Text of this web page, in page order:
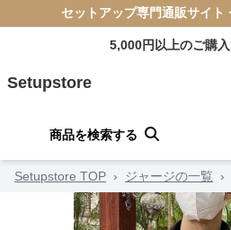
セットアップ専門通販サイト
5,000円以上のご購
Setupstore
商品を検索する
Setupstore TOP › ジャージの一覧 ›